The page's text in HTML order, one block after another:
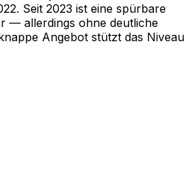
Seit 2023 ist eine spürbare
— allerdings ohne deutliche
Angebot stützt das Niveau